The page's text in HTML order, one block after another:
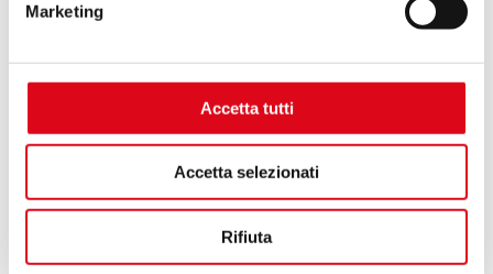
Marketing
Accetta tutti
Accetta selezionati
Rifiuta